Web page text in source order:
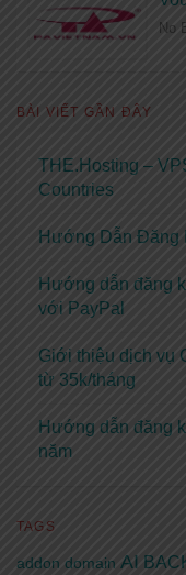
No
BÀI VIẾT GẦN ĐÂY
THE.Hosting –
Countries
Hướng Dẫn Đăng
Hướng dẫn đăng
với PayPal
Giới thiệu dịch vụ
từ 35k/tháng
Hướng dẫn đăng
năm
TAGS
addon domain AI